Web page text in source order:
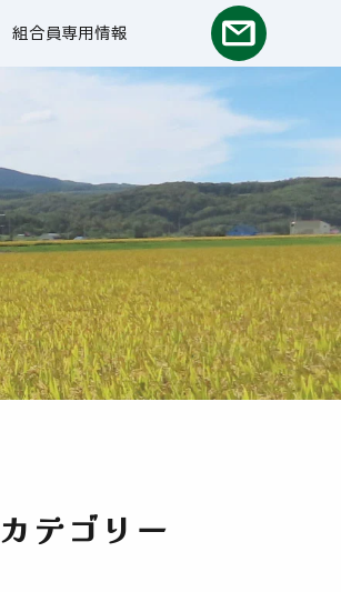
組合員専用情報
カテゴリー